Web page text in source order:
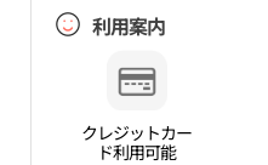
利用案内
クレジットカー
ド利用可能